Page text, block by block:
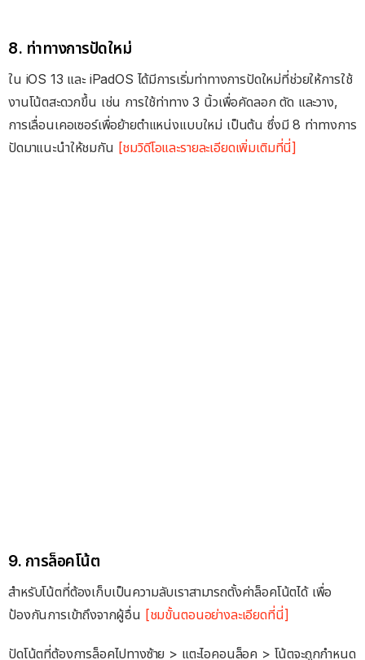
8. ท่าทางการปัดใหม่
ใน iOS 13 และ iPadOS ได้มีการเริ่มท่าทางการปัดใหม่ที่ช่วยให้การใช้
งานโน้ตสะดวกขึ้น เช่น การใช้ท่าทาง 3 นิ้วเพื่อคัดลอก ตัด และวาง,
การเลื่อนเคอเซอร์เพื่อย้ายตำแหน่งแบบใหม่ เป็นต้น ซึ่งมี 8 ท่าทางการ
ปัดมาแนะนำให้ชมกัน [ชมวิดีโอและรายละเอียดเพิ่มเติมที่นี่]
9. การล็อคโน้ต
สำหรับโน้ตที่ต้องเก็บเป็นความลับเราสามารถตั้งค่าล็อคโน้ตได้ เพื่อ
ป้องกันการเข้าถึงจากผู้อื่น [ชมขั้นตอนอย่างละเอียดที่นี่]
ปัดโน้ตที่ต้องการล็อคไปทางซ้าย > แตะไอคอนล็อค > โน้ตจะถูกกำหนด